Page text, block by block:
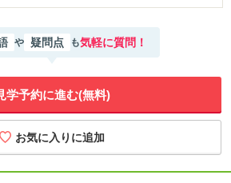
や 疑問点 も気軽に質問！
学予約に進む(無料)